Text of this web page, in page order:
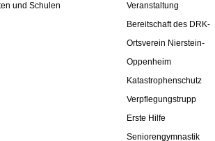
und Schulen
Veranstaltung
Bereitschaft des DRK-
Ortsverein Nierstein-
Oppenheim
Katastrophenschutz
Verpflegungstrupp
Erste Hilfe
Seniorengymnastik